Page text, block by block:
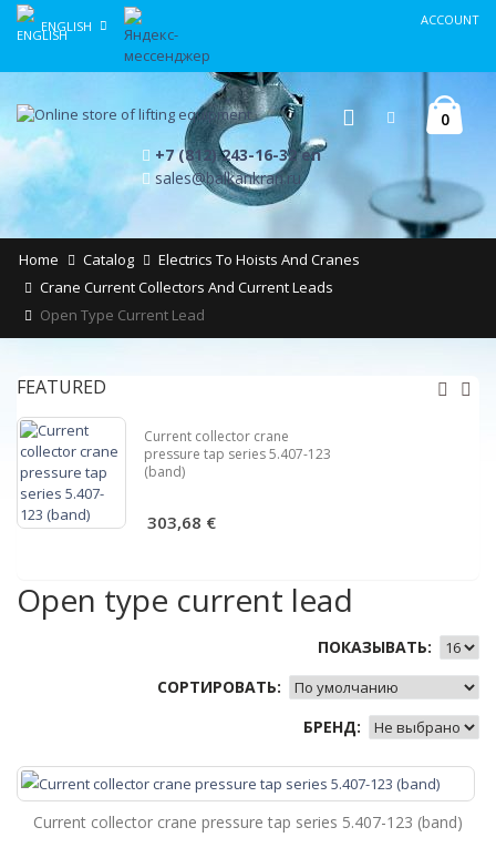
ENGLISH ACCOUNT
0
+7 (812) 243-16-32 en
sales@balkankran.ru
Home Catalog
Electrics To Hoists And Cranes
Crane Current Collectors And Current Leads
Open Type Current Lead
FEATURED
Current collector crane
pressure tap series 5.407-123
(band)
303,68 €
Open type current lead
ПОКАЗЫВАТЬ:
СОРТИРОВАТЬ:
БРЕНД:
Current collector crane pressure tap series 5.407-123 (band)